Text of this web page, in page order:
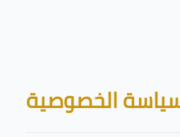
Blocks
الخصوصية